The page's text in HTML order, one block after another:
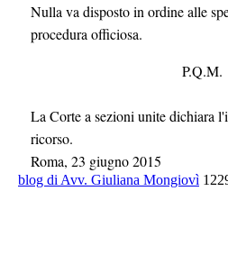
Nulla va disposto in ordine alle
procedura officiosa.
P.Q.M.
La Corte a sezioni unite dichiara
ricorso.
Roma, 23 giugno 2015
blog di Avv. Giuliana Mongiovì